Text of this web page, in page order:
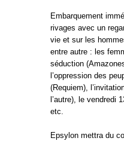
Embarquement
rivages avec un
vie et sur les
entre autre : les
séduction
l’oppression des
(Requiem),
l’autre), le vendredi
etc.
Epsylon mettra du